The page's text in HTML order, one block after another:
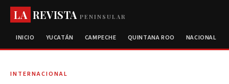
LA REVISTAPENINSULAR
INICIO YUCATÁN CAMPECHE QUINTANA ROO NACIONAL
INTERNACIONAL